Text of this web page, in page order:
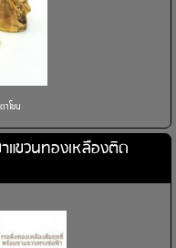
โขน
ขวนทองเหลืองติด